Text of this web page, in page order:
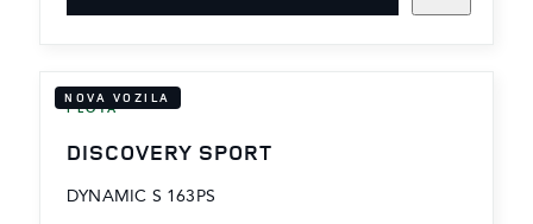
NOVA VOZILA
FLOTA
DISCOVERY SPORT
DYNAMIC S 163PS